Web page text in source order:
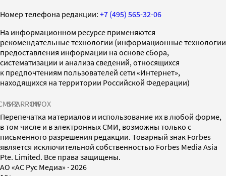
Номер телефона редакции: +7 (495) 565-32-06
На информационном ресурсе применяются
рекомендательные технологии (информационные технологии
предоставления информации на основе сбора,
систематизации и анализа сведений, относящихся
к предпочтениям пользователей сети «Интернет»,
находящихся на территории Российской Федерации)
SPARROWINFOX
Перепечатка материалов и использование их в любой форме,
в том числе и в электронных СМИ, возможны только с
письменного разрешения редакции. Товарный знак Forbes
является исключительной собственностью Forbes Media Asia
Pte. Limited. Все права защищены.
AO «АС Рус Медиа» · 2026